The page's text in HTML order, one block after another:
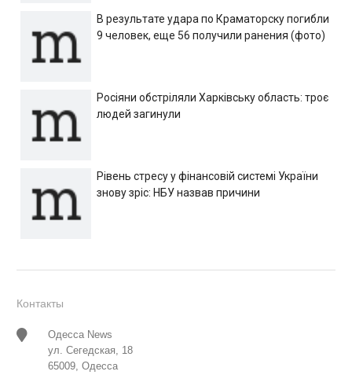
В результате удара по Краматорску погибли
9 человек, еще 56 получили ранения (фото)
Росіяни обстріляли Харківську область: троє
людей загинули
Рівень стресу у фінансовій системі України
знову зріс: НБУ назвав причини
Контакты
Одесса News
ул. Сегедская, 18
65009, Одесса